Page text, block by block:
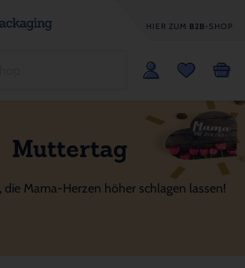
HIER ZUM B2B-SHOP
Muttertag
die Mama-Herzen höher schlagen lassen!